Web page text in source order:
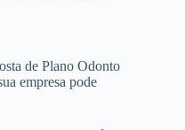
de Plano Odonto
empresa pode